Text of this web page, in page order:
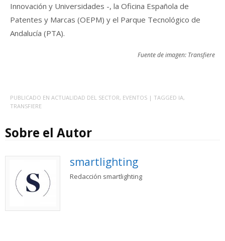
Innovación y Universidades -, la Oficina Española de
Patentes y Marcas (OEPM) y el Parque Tecnológico de
Andalucía (PTA).
Fuente de imagen: Transfiere
PUBLICADO EN ACTUALIDAD DEL SECTOR, EVENTOS | TAGGED IA,
TRANSFIERE
Sobre el Autor
smartlighting
Redacción smartlighting